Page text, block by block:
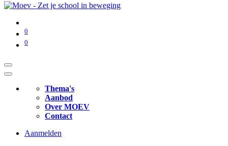
0
0
Thema's
Aanbod
Over MOEV
Contact
Aanmelden